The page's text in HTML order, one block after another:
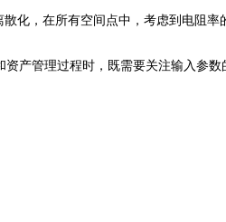
，在所有空间点中，考虑到电阻率
管理过程时，既需要关注输入参数